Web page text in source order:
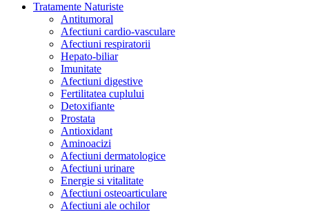
Tratamente Naturiste
Antitumoral
Afectiuni cardio-vasculare
Afectiuni respiratorii
Hepato-biliar
Imunitate
Afectiuni digestive
Fertilitatea cuplului
Detoxifiante
Prostata
Antioxidant
Aminoacizi
Afectiuni dermatologice
Afectiuni urinare
Energie si vitalitate
Afectiuni osteoarticulare
Afectiuni ale ochilor